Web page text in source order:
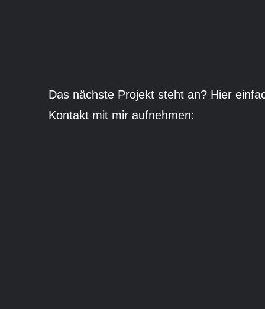
Das nächste Projekt steht an? Hier
Kontakt mit mir aufnehmen: